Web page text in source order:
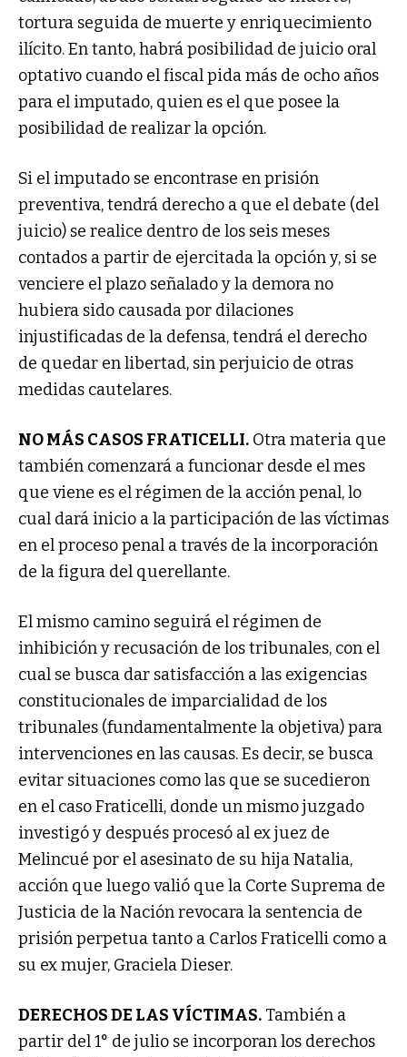
tortura seguida de muerte y enriquecimiento
ilícito. En tanto, habrá posibilidad de juicio oral
optativo cuando el fiscal pida más de ocho años
para el imputado, quien es el que posee la
posibilidad de realizar la opción.
Si el imputado se encontrase en prisión
preventiva, tendrá derecho a que el debate (del
juicio) se realice dentro de los seis meses
contados a partir de ejercitada la opción y, si se
venciere el plazo señalado y la demora no
hubiera sido causada por dilaciones
injustificadas de la defensa, tendrá el derecho
de quedar en libertad, sin perjuicio de otras
medidas cautelares.
NO MÁS CASOS FRATICELLI. Otra materia que
también comenzará a funcionar desde el mes
que viene es el régimen de la acción penal, lo
cual dará inicio a la participación de las víctimas
en el proceso penal a través de la incorporación
de la figura del querellante.
El mismo camino seguirá el régimen de
inhibición y recusación de los tribunales, con el
cual se busca dar satisfacción a las exigencias
constitucionales de imparcialidad de los
tribunales (fundamentalmente la objetiva) para
intervenciones en las causas. Es decir, se busca
evitar situaciones como las que se sucedieron
en el caso Fraticelli, donde un mismo juzgado
investigó y después procesó al ex juez de
Melincué por el asesinato de su hija Natalia,
acción que luego valió que la Corte Suprema de
Justicia de la Nación revocara la sentencia de
prisión perpetua tanto a Carlos Fraticelli como a
su ex mujer, Graciela Dieser.
DERECHOS DE LAS VÍCTIMAS. También a
partir del 1° de julio se incorporan los derechos